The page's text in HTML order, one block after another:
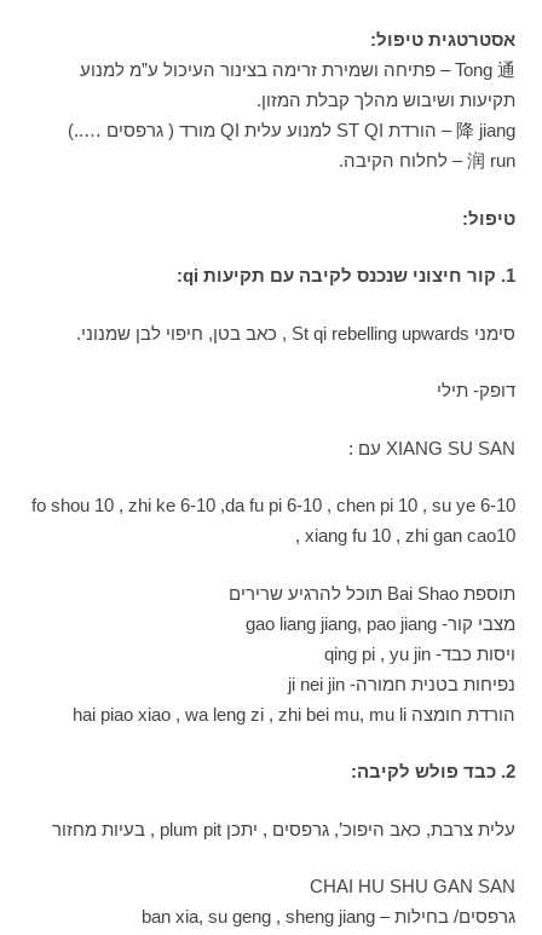
אסטרטגית טיפול:
Tong 通 – פתיחה ושמירת זרימה בצינור העיכול ע”מ למנוע
תקיעות ושיבוש מהלך קבלת המזון.
降 jiang – הורדת ST QI למנוע עלית QI מורד ( גרפסים …..)
润 run – לחלוח הקיבה.
טיפול:
1. קור חיצוני שנכנס לקיבה עם תקיעות qi:
סימני St qi rebelling upwards , כאב בטן, חיפוי לבן שמנוני.
דופק- תילי
XIANG SU SAN עם :
fo shou 10 , zhi ke 6-10 ,da fu pi 6-10 , chen pi 10 , su ye 6-10
, xiang fu 10 , zhi gan cao10
תוספת Bai Shao תוכל להרגיע שרירים
מצבי קור- gao liang jiang, pao jiang
ויסות כבד- qing pi , yu jin
נפיחות בטנית חמורה- ji nei jin
הורדת חומצה hai piao xiao , wa leng zi , zhi bei mu, mu li
2. כבד פולש לקיבה:
עלית צרבת, כאב היפוכ’, גרפסים , יתכן plum pit , בעיות מחזור
CHAI HU SHU GAN SAN
גרפסים/ בחילות – ban xia, su geng , sheng jiang